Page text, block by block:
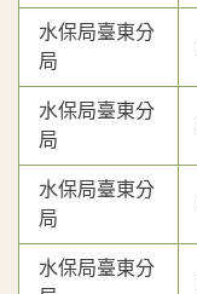
水保局臺東分
局
水保局臺東分
局
水保局臺東分
局
水保局臺東分